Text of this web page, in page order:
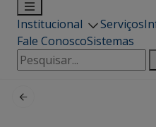
Institucional Serviços
Fale ConoscoSistemas
Pesquisar
por: